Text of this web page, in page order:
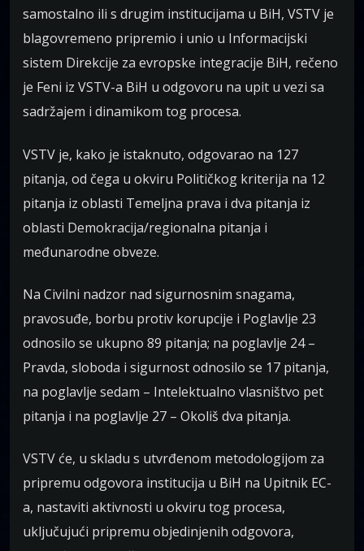
samostalno ili s drugim institucijama u BiH, VSTV je
blagovremeno pripremio i unio u Informacijski
sistem Direkcije za evropske integracije BiH, rečeno
je Feni iz VSTV-a BiH u odgovoru na upit u vezi sa
sadržajem i dinamikom tog procesa.
VSTV je, kako je istaknuto, odgovarao na 127
pitanja, od čega u okviru Političkog kriterija na 12
pitanja iz oblasti Temeljna prava i dva pitanja iz
oblasti Demokracija/regionalna pitanja i
međunarodne obveze.
Na Civilni nadzor nad sigurnosnim snagama,
pravosuđe, borbu protiv korupcije i Poglavlje 23
odnosilo se ukupno 89 pitanja; na poglavlje 24 –
Pravda, sloboda i sigurnost odnosilo se 17 pitanja,
na poglavlje sedam – Intelektualno vlasništvo pet
pitanja i na poglavlje 27 – Okoliš dva pitanja.
VSTV će, u skladu s utvrđenom metodologijom za
pripremu odgovora institucija u BiH na Upitnik EC-
a, nastaviti aktivnosti u okviru tog procesa,
uključujući pripremu objedinjenih odgovora,